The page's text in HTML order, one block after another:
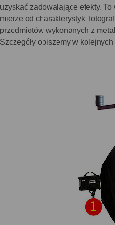
uzyskać zadowalające efekty.
mierze od charakterystyki
przedmiotów wykonanych z
Szczegóły opiszemy w